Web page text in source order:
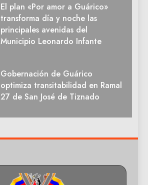
El plan «Por amor a Guárico»
transforma día y noche las
principales avenidas del
Municipio Leonardo Infante
Gobernación de Guárico
optimiza transitabilidad en Ramal
27 de San José de Tiznado